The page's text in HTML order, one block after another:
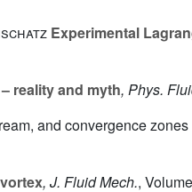
Experimental
reality and myth, Phys.
and convergence
, J. Fluid Mech.,